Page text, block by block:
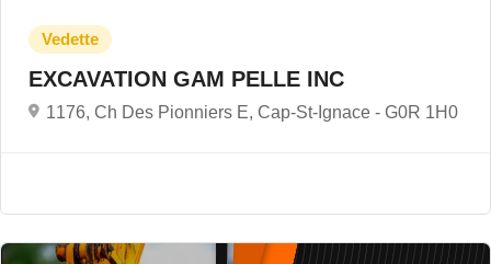
EXCAVATION GAM PELLE INC
1176, Ch Des Pionniers E, Cap-St-Ignace - G0R 1H0